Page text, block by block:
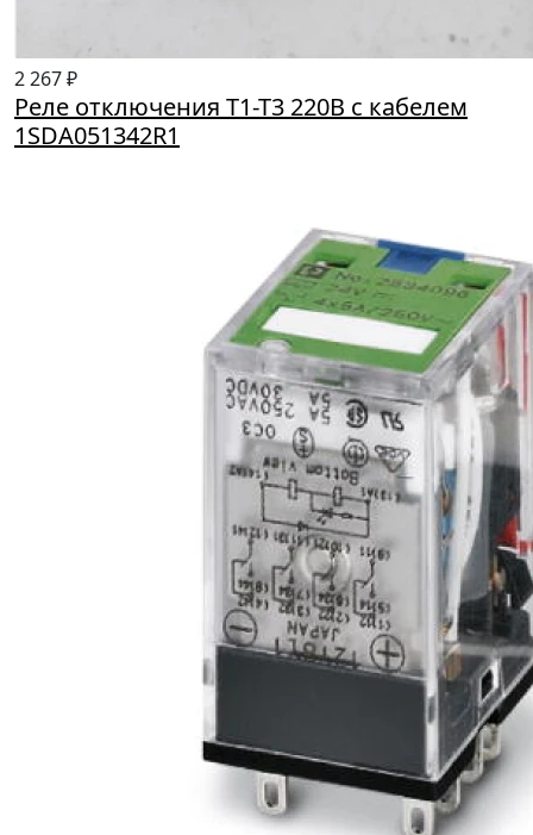
2 267 ₽
Реле отключения Т1-Т3 220В с кабелем
1SDA051342R1